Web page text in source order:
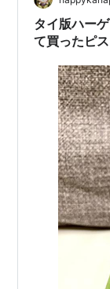
ント入…
タイ版ハー
て買ったピ